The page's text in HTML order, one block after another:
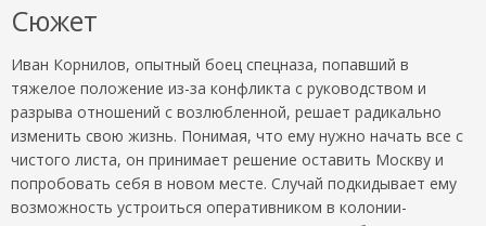
Сюжет
Иван Корнилов, опытный боец спецназа, попавший в
тяжелое положение из-за конфликта с руководством и
разрыва отношений с возлюбленной, решает радикально
изменить свою жизнь. Понимая, что ему нужно начать все с
чистого листа, он принимает решение оставить Москву и
попробовать себя в новом месте. Случай подкидывает ему
возможность устроиться оперативником в колонии-